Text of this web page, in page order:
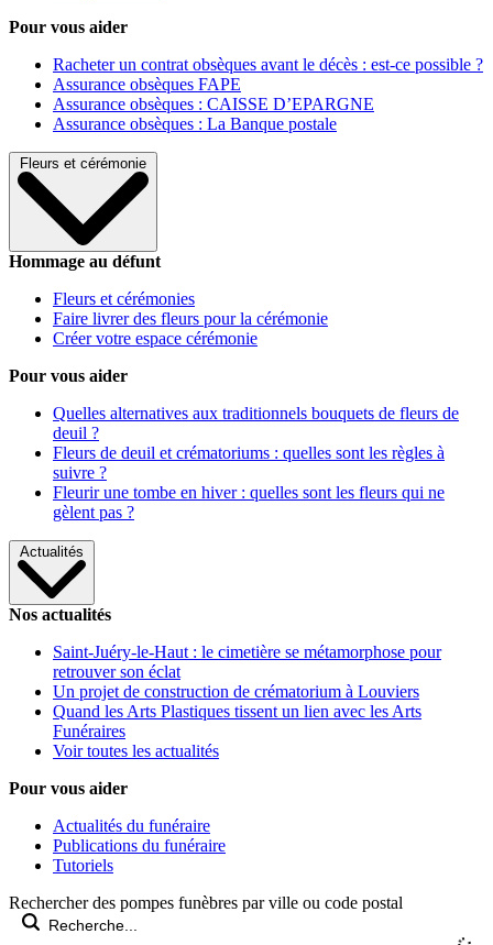
Pour vous aider
Racheter un contrat obsèques avant le décès : est-ce possible ?
Assurance obsèques FAPE
Assurance obsèques : CAISSE D’EPARGNE
Assurance obsèques : La Banque postale
Fleurs et cérémonie
Hommage au défunt
Fleurs et cérémonies
Faire livrer des fleurs pour la cérémonie
Créer votre espace cérémonie
Pour vous aider
Quelles alternatives aux traditionnels bouquets de fleurs de
deuil ?
Fleurs de deuil et crématoriums : quelles sont les règles à
suivre ?
Fleurir une tombe en hiver : quelles sont les fleurs qui ne
gèlent pas ?
Actualités
Nos actualités
Saint-Juéry-le-Haut : le cimetière se métamorphose pour
retrouver son éclat
Un projet de construction de crématorium à Louviers
Quand les Arts Plastiques tissent un lien avec les Arts
Funéraires
Voir toutes les actualités
Pour vous aider
Actualités du funéraire
Publications du funéraire
Tutoriels
Rechercher des pompes funèbres par ville ou code postal